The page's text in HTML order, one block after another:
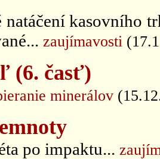
kasovního
zaujímavosti
(6. časť)
minerálov
po impaktu...